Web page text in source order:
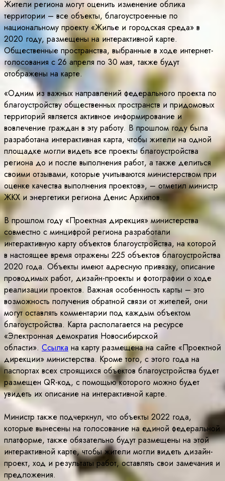
Жители региона могут оценить изменение облика
территории – все объекты, благоустроенные по
национальному проекту «Жилье и городская среда» в
2020 году, размещены на интерактивной карте.
Общественные пространства, выбранные в ходе интернет-
голосования с 26 апреля по 30 мая, также будут
отображены на карте.
«Одним из важных направлений федерального проекта по
благоустройству общественных пространств и придомовых
территорий является активное информирование и
вовлечение граждан в эту работу. В прошлом году была
разработана интерактивная карта, чтобы жители на одной
площадке могли видеть все проекты благоустройства
региона до и после выполнения работ, а также делиться
своими отзывами, которые учитываются министерством при
оценке качества выполнения проектов», – отметил министр
ЖКХ и энергетики региона Денис Архипов.
В прошлом году «Проектная дирекция» министерства
совместно с минцифрой региона разработали
интерактивную карту объектов благоустройства, на которой
в настоящее время отражены 225 объектов благоустройства
2020 года. Объекты имеют адресную привязку, описание
проводимых работ, дизайн-проекты и фотографии о ходе
реализации проектов. Важная особенность карты – это
возможность получения обратной связи от жителей, они
могут оставлять комментарии под каждым объектом
благоустройства. Карта располагается на ресурсе
«Электронная демократия Новосибирской
области». Ссылка на карту размещена на сайте «Проектной
дирекции» министерства. Кроме того, с этого года на
паспортах всех строящихся объектов благоустройства будет
размещен QR-код, с помощью которого можно будет
увидеть их описание на интерактивной карте.
Министр также подчеркнул, что объекты 2022 года,
которые вынесены на голосование на единой федеральной
платформе, также обязательно будут размещены на этой
интерактивной карте, чтобы жители могли видеть дизайн-
проект, ход и результаты работ, оставлять свои замечания и
предложения.